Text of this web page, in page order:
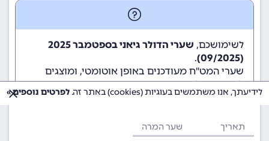
לשימושכם,
שערי הדולר גיאני בספטמבר 2025
(09/2025)
.
שערי המט"ח מעודכנים באופן אוטומטי, ומוצגים
לשימוש גולשי ומשתמשי האתר.
תאריך שער המרה
לידיעתך, אנו משתמשים בעוגיות (cookies) באתר זה. לפרטים נוספים »